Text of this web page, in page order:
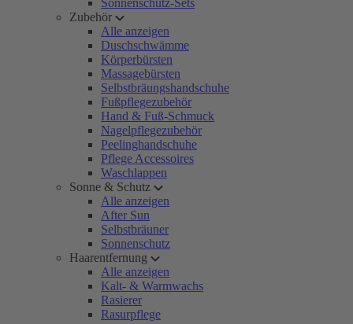
Sonnenschutz-Sets
Zubehör
Alle anzeigen
Duschschwämme
Körperbürsten
Massagebürsten
Selbstbräungshandschuhe
Fußpflegezubehör
Hand & Fuß-Schmuck
Nagelpflegezubehör
Peelinghandschuhe
Pflege Accessoires
Waschlappen
Sonne & Schutz
Alle anzeigen
After Sun
Selbstbräuner
Sonnenschutz
Haarentfernung
Alle anzeigen
Kalt- & Warmwachs
Rasierer
Rasurpflege